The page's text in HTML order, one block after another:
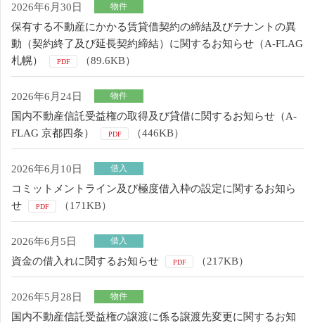
2026年6月30日 物件
保有する不動産にかかる賃貸借契約の締結及びテナントの異
動（契約終了及び延長契約締結）に関するお知らせ（A-FLAG
札幌）
PDF （89.6KB）
2026年6月24日 物件
国内不動産信託受益権の取得及び貸借に関するお知らせ（A-
FLAG 京都四条）
PDF （446KB）
2026年6月10日 借入
コミットメントライン及び極度借入枠の設定に関するお知ら
せ
PDF （171KB）
2026年6月5日 借入
資金の借入れに関するお知らせ PDF （217KB）
2026年5月28日 物件
国内不動産信託受益権の譲渡に係る譲渡先変更に関するお知